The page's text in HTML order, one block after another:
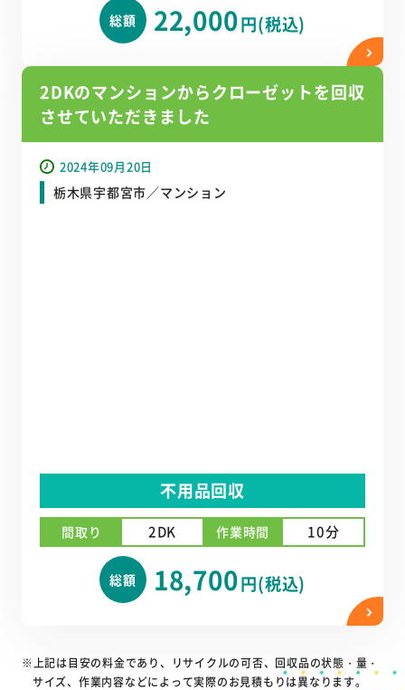
総額 22,000円(税込)
2DKのマンションからクローゼットを回収
させていただきました
2024年09月20日
栃木県宇都宮市／マンション
不用品回収
間取り 2DK 作業時間 10分
総額 18,700円(税込)
※上記は目安の料金であり、リサイクルの可否、回収品の状態・量・
サイズ、作業内容などによって実際のお見積もりは異なります。